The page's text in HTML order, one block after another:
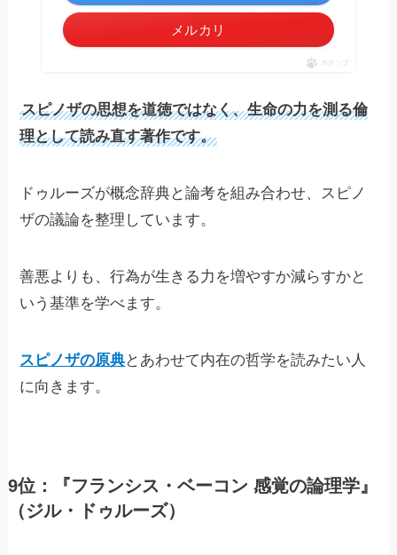
メルカリ
ポチップ
スピノザの思想を道徳ではなく、生命の力を測る倫
理として読み直す著作です。
ドゥルーズが概念辞典と論考を組み合わせ、スピノ
ザの議論を整理しています。
善悪よりも、行為が生きる力を増やすか減らすかと
いう基準を学べます。
スピノザの原典とあわせて内在の哲学を読みたい人
に向きます。
9位：『フランシス・ベーコン 感覚の論理学』
（ジル・ドゥルーズ）